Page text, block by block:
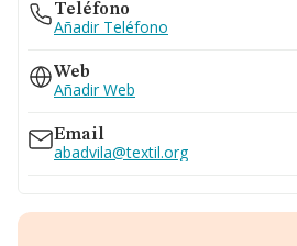
Teléfono
Añadir Teléfono
Web
Añadir Web
Email
abadvila@textil.org